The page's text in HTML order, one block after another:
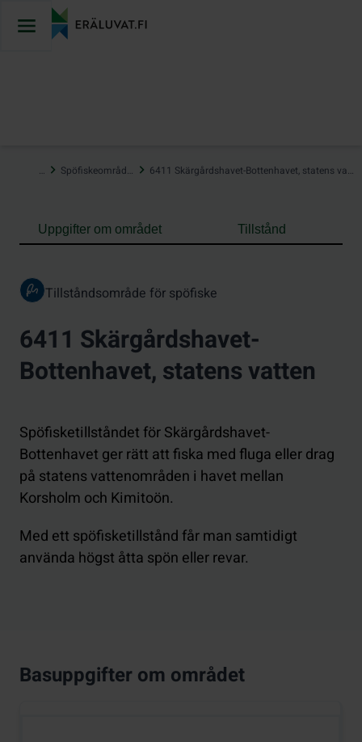
… Spöfiskeområden 6411 Skärgårdshavet-Bottenhavet, statens vatten
Uppgifter om området Tillstånd
Tillståndsområde för spöfiske
6411 Skärgårdshavet-
Bottenhavet, statens vatten
Spöfisketillståndet för Skärgårdshavet-
Bottenhavet ger rätt att fiska med fluga eller drag
på statens vattenområden i havet mellan
Korsholm och Kimitoön.
Med ett spöfisketillstånd får man samtidigt
använda högst åtta spön eller revar.
Basuppgifter om området